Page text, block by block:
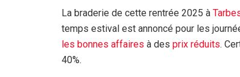
La braderie de cette rentrée 2025 à
temps estival est annoncé pour les
les bonnes affaires à des prix réduits.
40%.